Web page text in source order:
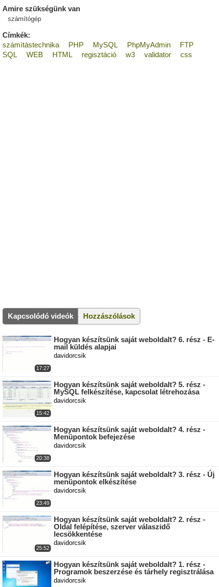
Amire szükségünk van
számítógép
Címkék:
számítástechnika
PHP MySQL PhpMyAdmin
FTP
SQL
WEB HTML regisztáció w3 validator css
Kapcsolódó videók Hozzászólások
17:27
Hogyan készítsünk saját weboldalt? 6. rész - E-
mail küldés alapjai
davidorcsik
15:42
Hogyan készítsünk saját weboldalt? 5. rész -
MySQL felkészítése, kapcsolat létrehozása
davidorcsik
20:38
Hogyan készítsünk saját weboldalt? 4. rész -
Menüpontok befejezése
davidorcsik
23:49
Hogyan készítsünk saját weboldalt? 3. rész - Új
menüpontok elkészítése
davidorcsik
25:52
Hogyan készítsünk saját weboldalt? 2. rész -
Oldal felépítése, szerver válaszidő
lecsökkentése
davidorcsik
Hogyan készítsünk saját weboldalt? 1. rész -
Programok beszerzése és tárhely regisztrálása
davidorcsik